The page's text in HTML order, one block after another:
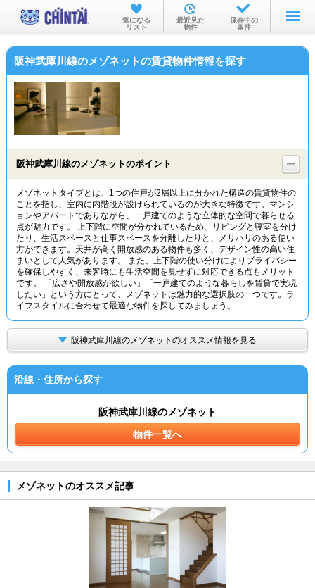
お部屋を探す
沿線・駅から
物件特集から
TOP
気になる
リスト
最近見た
物件
保存中の
条件
阪神武庫川線のメゾネットの賃貸物件情報を探す
阪神武庫川線のメゾネットのポイント
メゾネットタイプとは、1つの住戸が2層以上に分かれた構造の賃貸物件の
ことを指し、室内に内階段が設けられているのが大きな特徴です。マンシ
ョンやアパートでありながら、一戸建てのような立体的な空間で暮らせる
点が魅力です。 上下階に空間が分かれているため、リビングと寝室を分け
たり、生活スペースと仕事スペースを分離したりと、メリハリのある使い
方ができます。天井が高く開放感のある物件も多く、デザイン性の高い住
まいとして人気があります。 また、上下階の使い分けによりプライバシー
を確保しやすく、来客時にも生活空間を見せずに対応できる点もメリット
です。 「広さや開放感が欲しい」「一戸建てのような暮らしを賃貸で実現
したい」という方にとって、メゾネットは魅力的な選択肢の一つです。ラ
イフスタイルに合わせて最適な物件を探してみましょう。
阪神武庫川線のメゾネットのオススメ情報を見る
沿線・住所から探す
阪神武庫川線のメゾネット
物件一覧へ
メゾネットのオススメ記事